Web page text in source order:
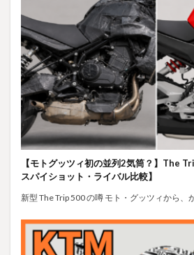
【モトグッツィ初の並列2気筒？】The
スパイショット・ライバル比較】
新型 The Trip 500 の噂 モト・グッツィから、